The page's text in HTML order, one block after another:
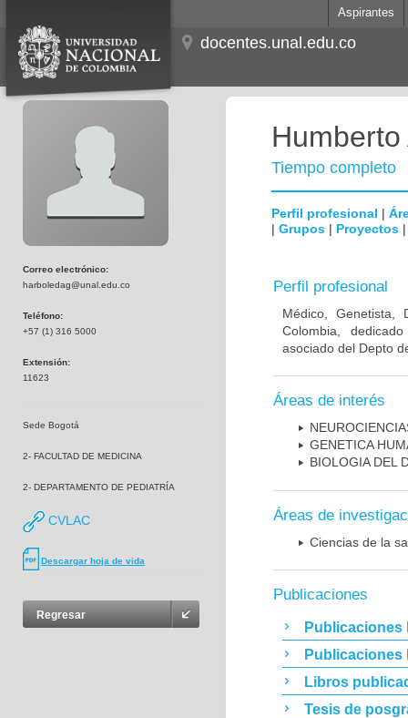
Aspirantes
docentes.unal.edu.co
Correo electrónico:
harboledag@unal.edu.co
Teléfono:
+57 (1) 316 5000
Extensión:
11623
Sede Bogotá
2- FACULTAD DE MEDICINA
2- DEPARTAMENTO DE PEDIATRÍA
CVLAC
Descargar hoja de vida
Regresar
Tiempo completo
Perfil profesional |
| Grupos | Proyectos
Perfil profesional
Médico, Genetista,
Colombia,
asociado del Depto
Áreas de interés
GENETICA
BIOLOGIA DEL
Áreas de
Ciencias de la
Publicaciones
Publicaciones
Publicaciones
Libros
Tesis de